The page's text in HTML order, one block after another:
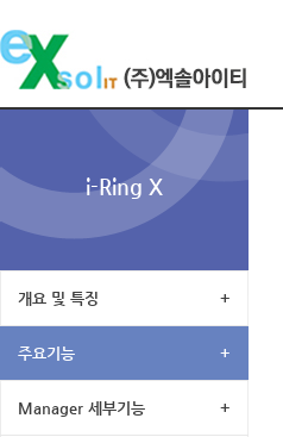
i-Ring X
개요 및 특징 +
주요기능 +
Manager 세부기능 +